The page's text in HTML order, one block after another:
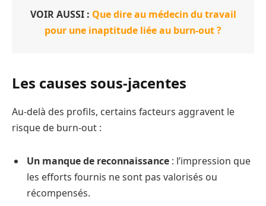
VOIR AUSSI : Que dire au médecin du travail
pour une inaptitude liée au burn-out ?
Les causes sous-jacentes
Au-delà des profils, certains facteurs aggravent le
risque de burn-out :
Un manque de reconnaissance : l’impression que
les efforts fournis ne sont pas valorisés ou
récompensés.